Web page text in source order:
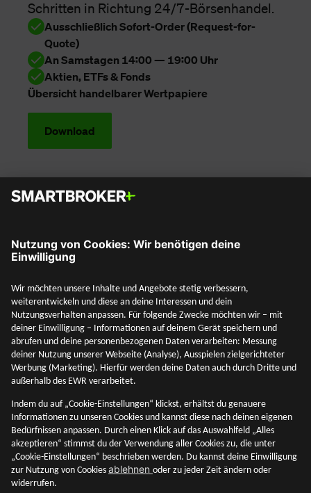
Schritten in Richtung 24/7-Börsenhandel.
Ausschließlich Sofort-Order (Request-for-
Quote)
An Samstagen 14:00 — 19:00 Uhr
Aktien, ETFs & Fonds
Übersicht handelbarer Wertpapiere
Download
Mehr entdecken
Adresse & Kontakt